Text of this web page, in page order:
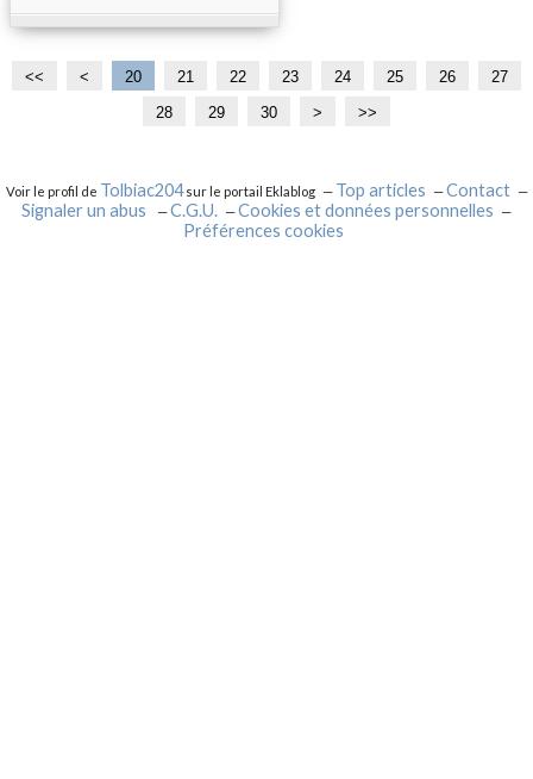
<< <
1
20 21 22 23 24 25 26
27
28
29 30 > >>
Voir le profil de Tolbiac204sur le portail Eklablog Top articles
Contact
Signaler un abus
C.G.U.
Cookies et données personnelles
Préférences cookies